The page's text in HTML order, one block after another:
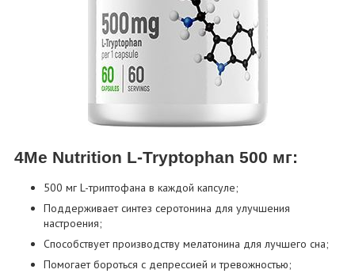
4Me Nutrition L-Tryptophan 500 мг:
500 мг L-триптофана в каждой капсуле;
Поддерживает синтез серотонина для улучшения
настроения;
Способствует производству мелатонина для лучшего сна;
Помогает бороться с депрессией и тревожностью;